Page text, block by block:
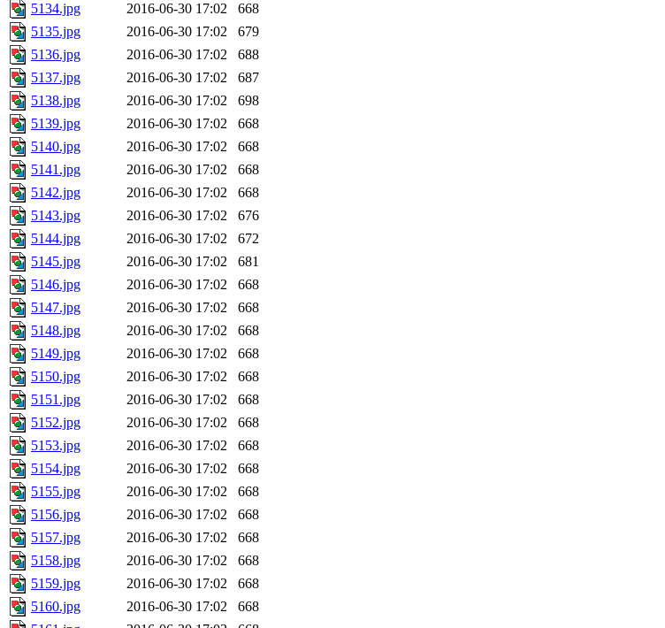
5134.jpg
2016-06-30 17:02
668
5135.jpg
2016-06-30 17:02
679
5136.jpg
2016-06-30 17:02
688
5137.jpg
2016-06-30 17:02
687
5138.jpg
2016-06-30 17:02
698
5139.jpg
2016-06-30 17:02
668
5140.jpg
2016-06-30 17:02
668
5141.jpg
2016-06-30 17:02
668
5142.jpg
2016-06-30 17:02
668
5143.jpg
2016-06-30 17:02
676
5144.jpg
2016-06-30 17:02
672
5145.jpg
2016-06-30 17:02
681
5146.jpg
2016-06-30 17:02
668
5147.jpg
2016-06-30 17:02
668
5148.jpg
2016-06-30 17:02
668
5149.jpg
2016-06-30 17:02
668
5150.jpg
2016-06-30 17:02
668
5151.jpg
2016-06-30 17:02
668
5152.jpg
2016-06-30 17:02
668
5153.jpg
2016-06-30 17:02
668
5154.jpg
2016-06-30 17:02
668
5155.jpg
2016-06-30 17:02
668
5156.jpg
2016-06-30 17:02
668
5157.jpg
2016-06-30 17:02
668
5158.jpg
2016-06-30 17:02
668
5159.jpg
2016-06-30 17:02
668
5160.jpg
2016-06-30 17:02
668